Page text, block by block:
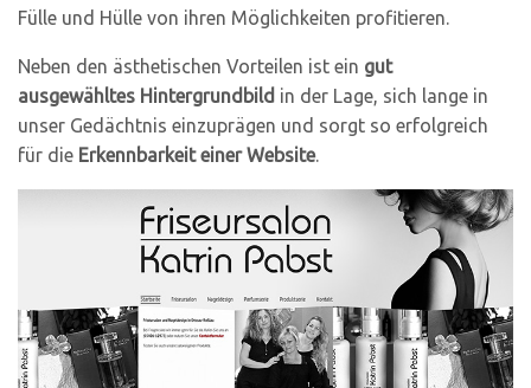
Fülle und Hülle von ihren Möglichkeiten profitieren.
Neben den ästhetischen Vorteilen ist ein gut
ausgewähltes Hintergrundbild in der Lage, sich lange in
unser Gedächtnis einzuprägen und sorgt so erfolgreich
für die Erkennbarkeit einer Website.